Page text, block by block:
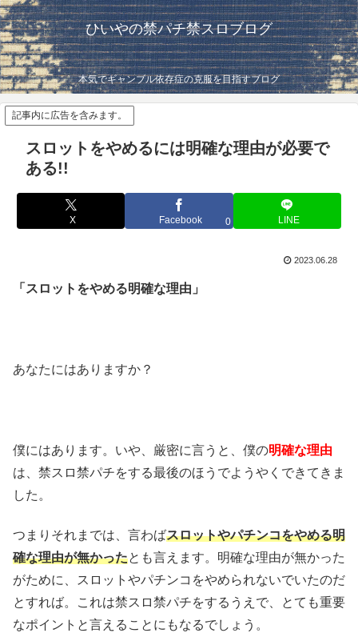
ひいやの禁パチ禁スロブログ
本気でギャンブル依存症の克服を目指すブログ
記事内に広告を含みます。
スロットをやめるには明確な理由が必要で
ある!!
X Facebook 0 LINE
2023.06.28
「スロットをやめる明確な理由」
あなたにはありますか？
僕にはあります。いや、厳密に言うと、僕の明確な理由
は、禁スロ禁パチをする最後のほうでようやくできてきま
した。
つまりそれまでは、言わばスロットやパチンコをやめる明
確な理由が無かったとも言えます。明確な理由が無かった
がために、スロットやパチンコをやめられないでいたのだ
とすれば。これは禁スロ禁パチをするうえで、とても重要
なポイントと言えることにもなるでしょう。